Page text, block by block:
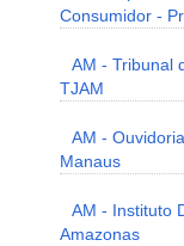
Consumidor -
AM - Tribunal
TJAM
AM -
Manaus
AM - Instituto
Amazonas